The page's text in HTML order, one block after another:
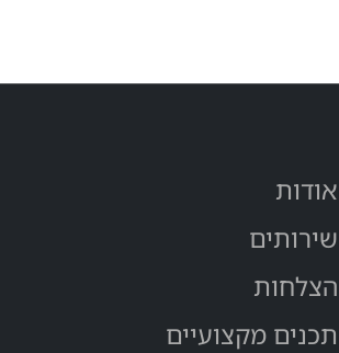
אודות
שירותים
הצלחות
תכנים מקצועיים